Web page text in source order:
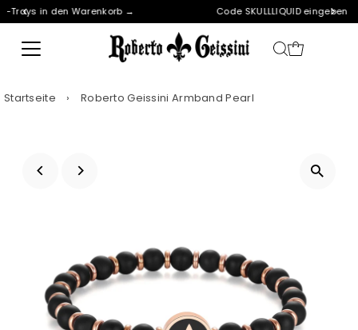
Direkt zum Inhalt
→ Code SKULLLIQUID eingeben → 2 Trays GRATIS!* 🎁
Startseite › Roberto Geissini Armband Pearl